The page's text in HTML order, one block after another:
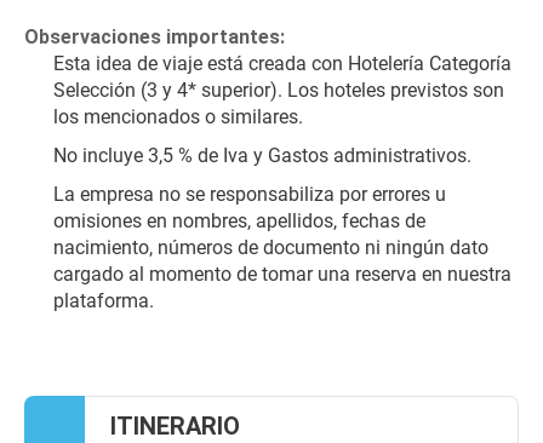
Observaciones importantes:
Esta idea de viaje está creada con Hotelería Categoría
Selección (3 y 4* superior). Los hoteles previstos son
los mencionados o similares.
No incluye 3,5 % de Iva y Gastos administrativos.
La empresa no se responsabiliza por errores u
omisiones en nombres, apellidos, fechas de
nacimiento, números de documento ni ningún dato
cargado al momento de tomar una reserva en nuestra
plataforma.
ITINERARIO